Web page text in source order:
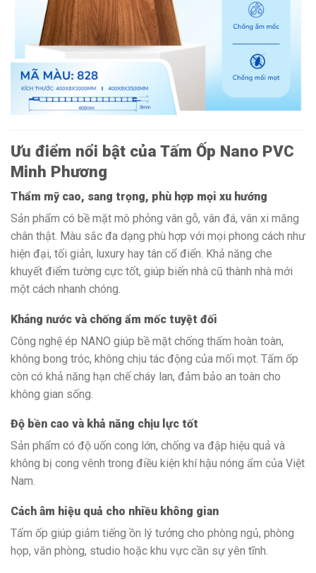
Ưu điểm nổi bật của Tấm Ốp Nano PVC
Minh Phương
Thẩm mỹ cao, sang trọng, phù hợp mọi xu hướng
Sản phẩm có bề mặt mô phỏng vân gỗ, vân đá, vân xi măng
chân thật. Màu sắc đa dạng phù hợp với mọi phong cách như
hiện đại, tối giản, luxury hay tân cổ điển. Khả năng che
khuyết điểm tường cực tốt, giúp biến nhà cũ thành nhà mới
một cách nhanh chóng.
Kháng nước và chống ẩm mốc tuyệt đối
Công nghệ ép NANO giúp bề mặt chống thấm hoàn toàn,
không bong tróc, không chịu tác động của mối mọt. Tấm ốp
còn có khả năng hạn chế cháy lan, đảm bảo an toàn cho
không gian sống.
Độ bền cao và khả năng chịu lực tốt
Sản phẩm có độ uốn cong lớn, chống va đập hiệu quả và
không bị cong vênh trong điều kiện khí hậu nóng ẩm của Việt
Nam.
Cách âm hiệu quả cho nhiều không gian
Tấm ốp giúp giảm tiếng ồn lý tưởng cho phòng ngủ, phòng
họp, văn phòng, studio hoặc khu vực cần sự yên tĩnh.